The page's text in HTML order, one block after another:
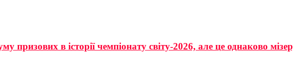
призових в історії чемпіонату світу-2026, але це однаково